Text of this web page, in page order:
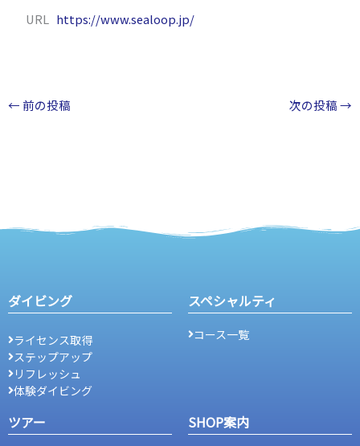
URL https://www.sealoop.jp/
← 前の投稿 次の投稿→
ダイビング
ライセンス取得
ステップアップ
リフレッシュ
体験ダイビング
スペシャルティ
コース一覧
ツアー SHOP案内